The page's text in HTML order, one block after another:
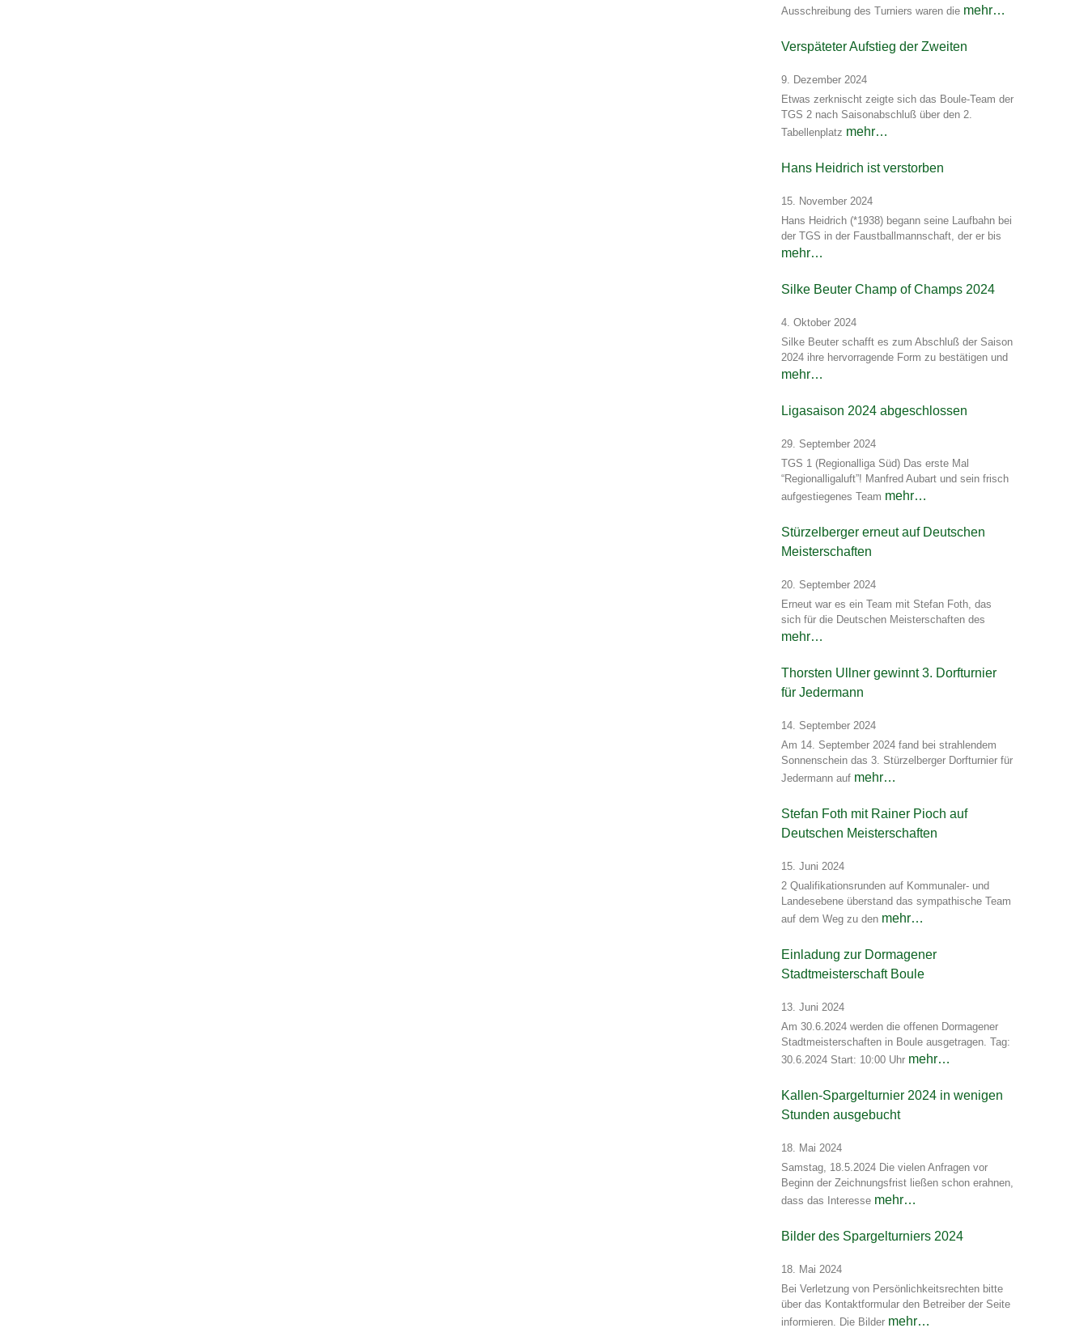
Ausschreibung des Turniers waren die mehr…
Verspäteter Aufstieg der Zweiten
9. Dezember 2024
Etwas zerknischt zeigte sich das Boule-Team der
TGS 2 nach Saisonabschluß über den 2.
Tabellenplatz mehr…
Hans Heidrich ist verstorben
15. November 2024
Hans Heidrich (*1938) begann seine Laufbahn bei
der TGS in der Faustballmannschaft, der er bis
mehr…
Silke Beuter Champ of Champs 2024
4. Oktober 2024
Silke Beuter schafft es zum Abschluß der Saison
2024 ihre hervorragende Form zu bestätigen und
mehr…
Ligasaison 2024 abgeschlossen
29. September 2024
TGS 1 (Regionalliga Süd) Das erste Mal
“Regionalligaluft”! Manfred Aubart und sein frisch
aufgestiegenes Team mehr…
Stürzelberger erneut auf Deutschen
Meisterschaften
20. September 2024
Erneut war es ein Team mit Stefan Foth, das
sich für die Deutschen Meisterschaften des
mehr…
Thorsten Ullner gewinnt 3. Dorfturnier
für Jedermann
14. September 2024
Am 14. September 2024 fand bei strahlendem
Sonnenschein das 3. Stürzelberger Dorfturnier für
Jedermann auf mehr…
Stefan Foth mit Rainer Pioch auf
Deutschen Meisterschaften
15. Juni 2024
2 Qualifikationsrunden auf Kommunaler- und
Landesebene überstand das sympathische Team
auf dem Weg zu den mehr…
Einladung zur Dormagener
Stadtmeisterschaft Boule
13. Juni 2024
Am 30.6.2024 werden die offenen Dormagener
Stadtmeisterschaften in Boule ausgetragen. Tag:
30.6.2024 Start: 10:00 Uhr mehr…
Kallen-Spargelturnier 2024 in wenigen
Stunden ausgebucht
18. Mai 2024
Samstag, 18.5.2024 Die vielen Anfragen vor
Beginn der Zeichnungsfrist ließen schon erahnen,
dass das Interesse mehr…
Bilder des Spargelturniers 2024
18. Mai 2024
Bei Verletzung von Persönlichkeitsrechten bitte
über das Kontaktformular den Betreiber der Seite
informieren. Die Bilder mehr…